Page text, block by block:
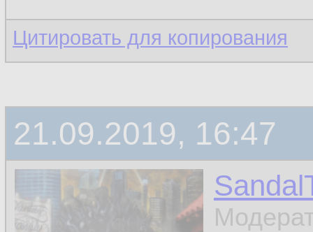
Цитировать для копирования
21.09.2019, 16:47